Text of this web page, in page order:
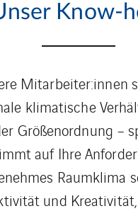
Know-
Mitarbeiter:innen
klimatische
Größenordnung –
auf Ihre
Raumklima
und